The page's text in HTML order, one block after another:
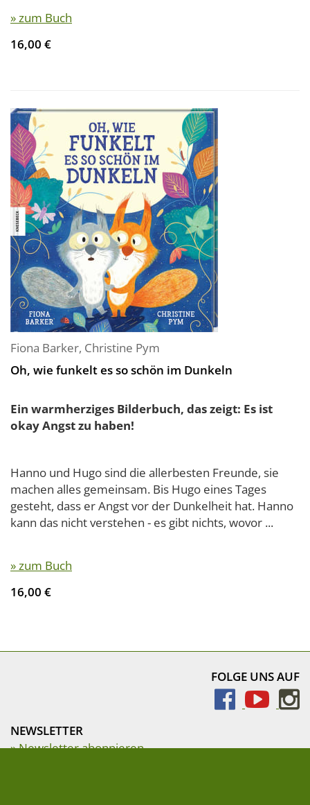
» zum Buch
16,00 €
Fiona Barker, Christine Pym
Oh, wie funkelt es so schön im Dunkeln
Ein warmherziges Bilderbuch, das zeigt: Es ist
okay Angst zu haben!
Hanno und Hugo sind die allerbesten Freunde, sie
machen alles gemeinsam. Bis Hugo eines Tages
gesteht, dass er Angst vor der Dunkelheit hat. Hanno
kann das nicht verstehen - es gibt nichts, wovor ...
» zum Buch
16,00 €
FOLGE UNS AUF
NEWSLETTER
» Newsletter abonnieren